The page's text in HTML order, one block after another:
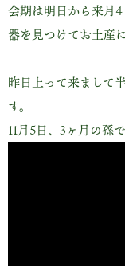
会期は明日から来月
器を見つけてお土産
昨日上って来まして
す。
11月5日、3ヶ月の孫